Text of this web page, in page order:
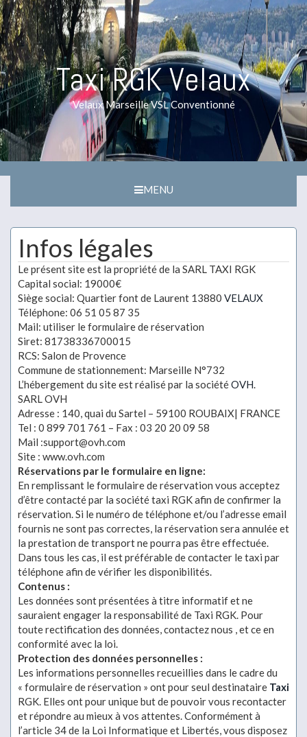
Taxi RGK Velaux
Velaux Marseille VSL Conventionné
MENU
Infos légales
Le présent site est la propriété de la SARL TAXI RGK
Capital social: 19000€
Siège social: Quartier font de Laurent 13880 VELAUX
Téléphone: 06 51 05 87 35
Mail: utiliser le formulaire de réservation
Siret: 81738336700015
RCS: Salon de Provence
Commune de stationnement: Marseille N°732
L’hébergement du site est réalisé par la sociétéOVH.
SARL OVH
Adresse : 140, quai du Sartel – 59100 ROUBAIX| FRANCE
Tel : 0 899 701 761 – Fax : 03 20 20 09 58
Mail :support@ovh.com
Site : www.ovh.com
Réservations par le formulaire en ligne:
En remplissant le formulaire de réservation vous acceptez
d’être contacté par la société taxi RGK afin de confirmer la
réservation. Si le numéro de téléphone et/ou l’adresse email
fournis ne sont pas correctes, la réservation sera annulée et
la prestation de transport ne pourra pas être effectuée.
Dans tous les cas, il est préférable de contacter le taxi par
téléphone afin de vérifier les disponibilités.
Contenus :
Les données sont présentées à titre informatif et ne
sauraient engager la responsabilité de Taxi RGK. Pour
toute rectification des données, contactez nous , et ce en
conformité avec la loi.
Protection des données personnelles :
Les informations personnelles recueillies dans le cadre du
« formulaire de réservation » ont pour seul destinataire Taxi
RGK. Elles ont pour unique but de pouvoir vous recontacter
et répondre au mieux à vos attentes. Conformément à
l’article 34 de la Loi Informatique et Libertés, vous disposez